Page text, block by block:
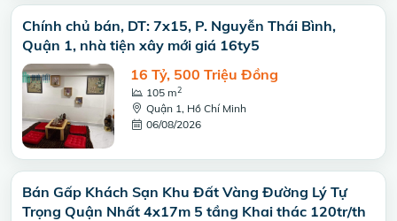
Chính chủ bán, DT: 7x15, P. Nguyễn Thái Bình,
Quận 1, nhà tiện xây mới giá 16ty5
16 Tỷ, 500 Triệu Đồng
105 m2
Quận 1, Hồ Chí Minh
06/08/2026
Bán Gấp Khách Sạn Khu Đất Vàng Đường Lý Tự
Trọng Quận Nhất 4x17m 5 tầng Khai thác 120tr/th